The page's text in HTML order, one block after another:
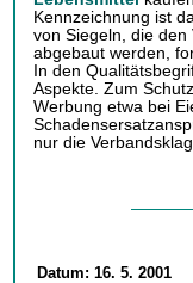
Kennzeichnung ist
von Siegeln, die
abgebaut werden,
In den
Aspekte. Zum
Werbung etwa bei
nur die
Datum: 16. 5. 2001